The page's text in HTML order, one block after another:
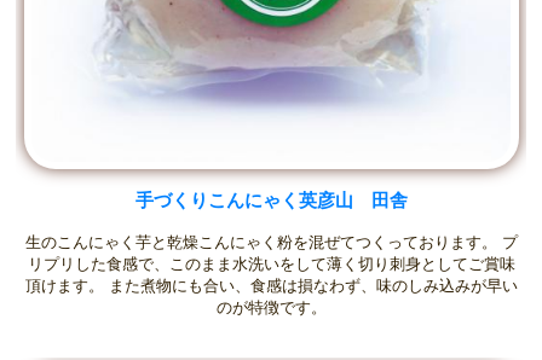
手づくりこんにゃく英彦山 田舎
生のこんにゃく芋と乾燥こんにゃく粉を混ぜてつくっております。 プ
リプリした食感で、このまま水洗いをして薄く切り刺身としてご賞味
頂けます。 また煮物にも合い、食感は損なわず、味のしみ込みが早い
のが特徴です。